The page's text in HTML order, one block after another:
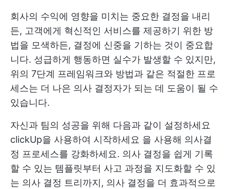
회사의 수익에 영향을 미치는 중요한 결정을 내리
든, 고객에게 혁신적인 서비스를 제공하기 위한 방
법을 모색하든, 결정에 신중을 기하는 것이 중요합
니다. 성급하게 행동하면 실수가 발생할 수 있지만,
위의 7단계 프레임워크와 방법과 같은 적절한 프로
세스는 더 나은 의사 결정자가 되는 데 도움이 될 수
있습니다.
자신과 팀의 성공을 위해 다음과 같이 설정하세요
clickUp을 사용하여 시작하세요 을 사용해 의사결
정 프로세스를 강화하세요. 의사 결정을 쉽게 기록
할 수 있는 템플릿부터 사고 과정을 지도화할 수 있
는 의사 결정 트리까지, 의사 결정을 더 효과적으로